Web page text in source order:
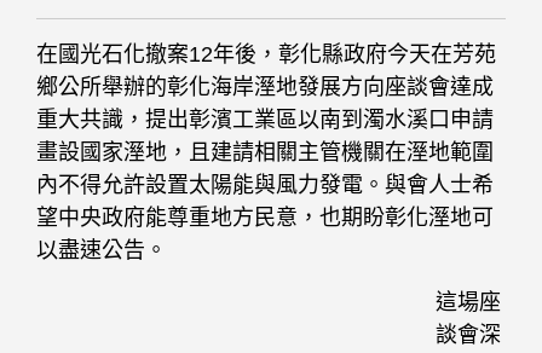
在國光石化撤案12年後，彰化縣政府今天在芳苑
鄉公所舉辦的彰化海岸溼地發展方向座談會達成
重大共識，提出彰濱工業區以南到濁水溪口申請
畫設國家溼地，且建請相關主管機關在溼地範圍
內不得允許設置太陽能與風力發電。與會人士希
望中央政府能尊重地方民意，也期盼彰化溼地可
以盡速公告。
這場座
談會深